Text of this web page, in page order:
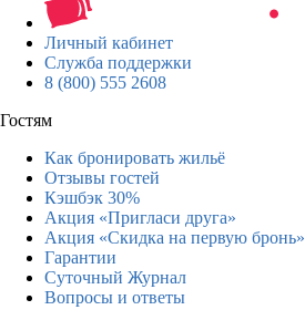
Личный кабинет
Служба поддержки
8 (800) 555 2608
Гостям
Как бронировать жильё
Отзывы гостей
Кэшбэк 30%
Акция «Пригласи друга»
Акция «Скидка на первую бронь»
Гарантии
Суточный Журнал
Вопросы и ответы